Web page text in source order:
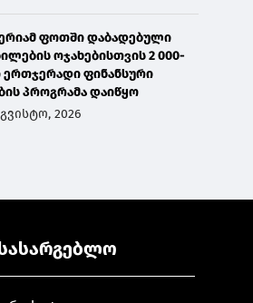
ფოთში დაბადებული
ოჯახებისთვის 2 000-
ფინანსური
პროგრამა დაიწყო
2026